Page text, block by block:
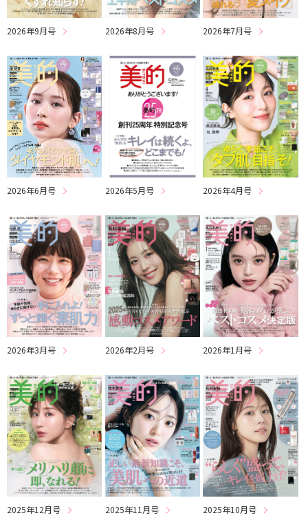
2026年9月号 2026年8月号 2026年7月号
2026年6月号 2026年5月号 2026年4月号
2026年3月号 2026年2月号 2026年1月号
2025年12月号 2025年11月号 2025年10月号